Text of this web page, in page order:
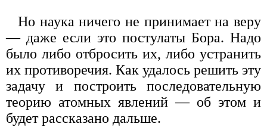
Но наука ничего не принимает на веру
— даже если это постулаты Бора. Надо
было либо отбросить их, либо устранить
их противоречия. Как удалось решить эту
задачу и построить последовательную
теорию атомных явлений — об этом и
будет рассказано дальше.